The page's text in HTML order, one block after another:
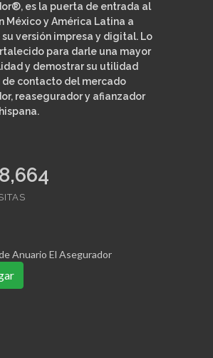
es la puerta de entrada al
México y América Latina a
versión impresa y digital. Lo
para darle una mayor
y demostrar su utilidad
de contacto del mercado
reasegurador y afianzador
Anuario El Asegurador